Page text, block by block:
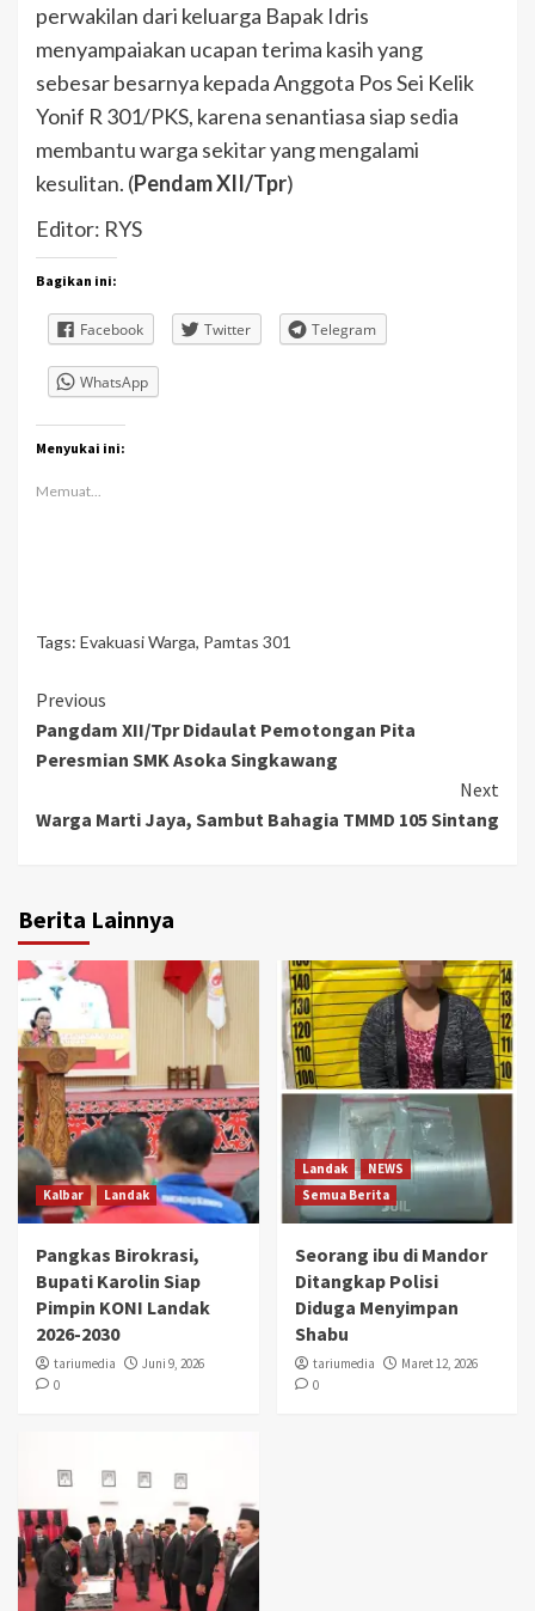
perwakilan dari keluarga Bapak Idris
menyampaiakan ucapan terima kasih yang
sebesar besarnya kepada Anggota Pos Sei Kelik
Yonif R 301/PKS, karena senantiasa siap sedia
membantu warga sekitar yang mengalami
kesulitan. (Pendam XII/Tpr)
Editor: RYS
Bagikan ini:
Facebook Twitter Telegram
WhatsApp
Menyukai ini:
Memuat...
Tags: Evakuasi Warga, Pamtas 301
Continue
Reading
Previous
Pangdam XII/Tpr Didaulat Pemotongan Pita
Peresmian SMK Asoka Singkawang
Next
Warga Marti Jaya, Sambut Bahagia TMMD 105 Sintang
Berita Lainnya
Kalbar Landak
Pangkas Birokrasi,
Bupati Karolin Siap
Pimpin KONI Landak
2026-2030
tariumedia
Juni 9, 2026
0
Landak
NEWS
Semua Berita
Seorang ibu di Mandor
Ditangkap Polisi
Diduga Menyimpan
Shabu
tariumedia
Maret 12, 2026
0